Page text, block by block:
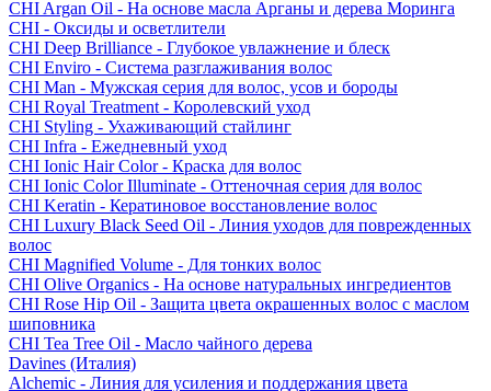
CHI Argan Oil - На основе масла Арганы и дерева Моринга
CHI - Оксиды и осветлители
CHI Deep Brilliance - Глубокое увлажнение и блеск
CHI Enviro - Система разглаживания волос
CHI Man - Мужская серия для волос, усов и бороды
CHI Royal Treatment - Королевский уход
CHI Styling - Ухаживающий стайлинг
CHI Infra - Ежедневный уход
CHI Ionic Hair Color - Краска для волос
CHI Ionic Color Illuminate - Оттеночная серия для волос
CHI Keratin - Кератиновое восстановление волос
CHI Luxury Black Seed Oil - Линия уходов для поврежденных
волос
CHI Magnified Volume - Для тонких волос
CHI Olive Organics - На основе натуральных ингредиентов
CHI Rose Hip Oil - Защита цвета окрашенных волос с маслом
шиповника
CHI Tea Tree Oil - Масло чайного дерева
Davines (Италия)
Alchemic - Линия для усиления и поддержания цвета